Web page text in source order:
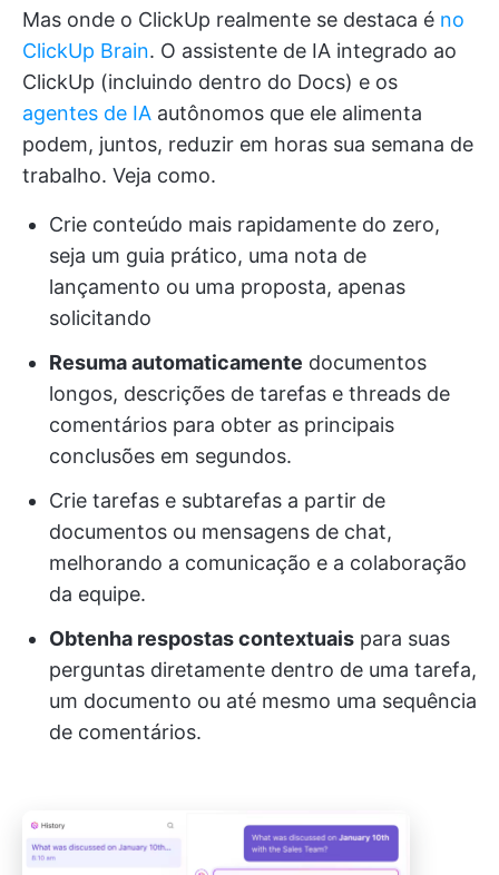
Mas onde o ClickUp realmente se destaca é no
ClickUp Brain. O assistente de IA integrado ao
ClickUp (incluindo dentro do Docs) e os
agentes de IA autônomos que ele alimenta
podem, juntos, reduzir em horas sua semana de
trabalho. Veja como.
Crie conteúdo mais rapidamente do zero,
seja um guia prático, uma nota de
lançamento ou uma proposta, apenas
solicitando
Resuma automaticamente documentos
longos, descrições de tarefas e threads de
comentários para obter as principais
conclusões em segundos.
Crie tarefas e subtarefas a partir de
documentos ou mensagens de chat,
melhorando a comunicação e a colaboração
da equipe.
Obtenha respostas contextuais para suas
perguntas diretamente dentro de uma tarefa,
um documento ou até mesmo uma sequência
de comentários.